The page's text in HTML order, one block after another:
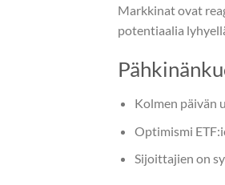
Markkinat ovat
potentiaalia
Kolmen päivän
Optimismi
Sijoittajien on